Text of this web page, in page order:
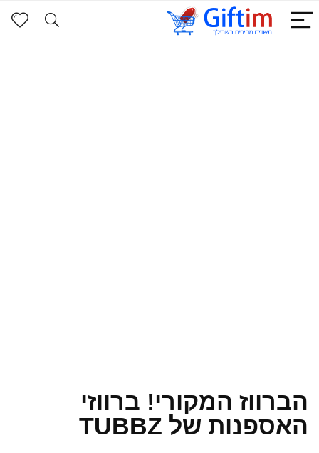
הברווז המקורי! ברווזי
האספנות של TUBBZ